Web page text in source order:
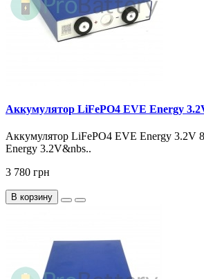
Аккумулятор LiFePO4 EVE Energy
Аккумулятор LiFePO4 EVE Energy
Energy 3.2V&nbs..
3 780 грн
В корзину